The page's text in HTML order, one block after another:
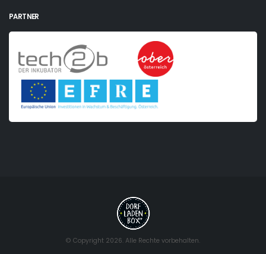
PARTNER
© Copyright 2026. Alle Rechte vorbehalten.